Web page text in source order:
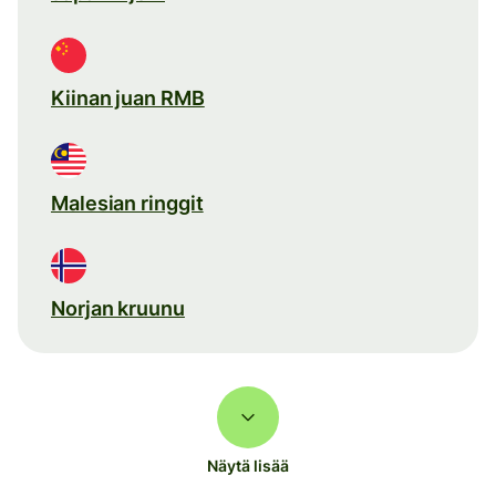
Kiinan juan RMB
Malesian ringgit
Norjan kruunu
Näytä lisää